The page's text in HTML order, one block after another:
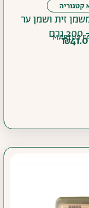
קטגוריה
זית ושמן ער
MARIUS
₪